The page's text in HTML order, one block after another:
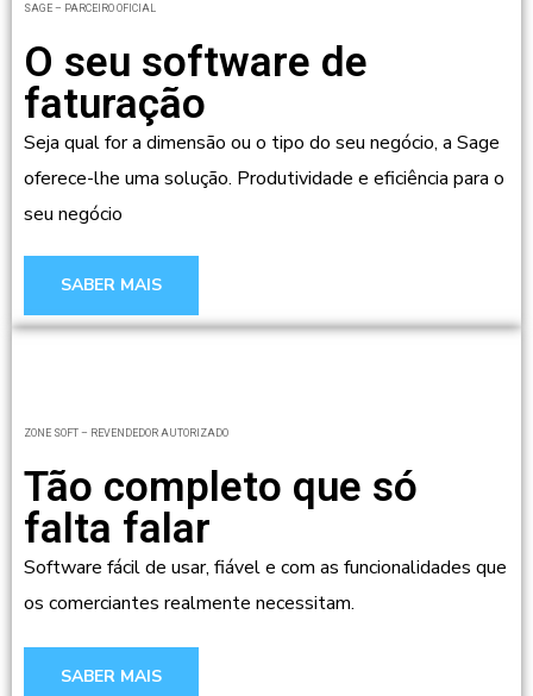
SAGE – PARCEIRO OFICIAL
O seu software de
faturação
Seja qual for a dimensão ou o tipo do seu negócio, a Sage
oferece-lhe uma solução. Produtividade e eficiência para o
seu negócio
SABER MAIS
ZONE SOFT – REVENDEDOR AUTORIZADO
Tão completo que só
falta falar
Software fácil de usar, fiável e com as funcionalidades que
os comerciantes realmente necessitam.
SABER MAIS